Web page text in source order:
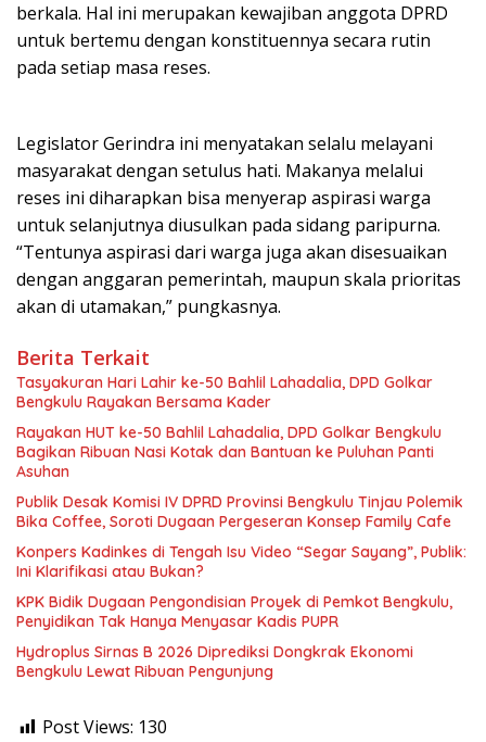
berkala. Hal ini merupakan kewajiban anggota DPRD
untuk bertemu dengan konstituennya secara rutin
pada setiap masa reses.
Legislator Gerindra ini menyatakan selalu melayani
masyarakat dengan setulus hati. Makanya melalui
reses ini diharapkan bisa menyerap aspirasi warga
untuk selanjutnya diusulkan pada sidang paripurna.
“Tentunya aspirasi dari warga juga akan disesuaikan
dengan anggaran pemerintah, maupun skala prioritas
akan di utamakan,” pungkasnya.
Berita Terkait
Tasyakuran Hari Lahir ke-50 Bahlil Lahadalia, DPD Golkar
Bengkulu Rayakan Bersama Kader
Rayakan HUT ke-50 Bahlil Lahadalia, DPD Golkar Bengkulu
Bagikan Ribuan Nasi Kotak dan Bantuan ke Puluhan Panti
Asuhan
Publik Desak Komisi IV DPRD Provinsi Bengkulu Tinjau Polemik
Bika Coffee, Soroti Dugaan Pergeseran Konsep Family Cafe
Konpers Kadinkes di Tengah Isu Video “Segar Sayang”, Publik:
Ini Klarifikasi atau Bukan?
KPK Bidik Dugaan Pengondisian Proyek di Pemkot Bengkulu,
Penyidikan Tak Hanya Menyasar Kadis PUPR
Hydroplus Sirnas B 2026 Diprediksi Dongkrak Ekonomi
Bengkulu Lewat Ribuan Pengunjung
Post Views: 130